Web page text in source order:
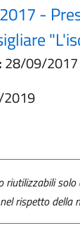
-
28/09/2017
rispetto